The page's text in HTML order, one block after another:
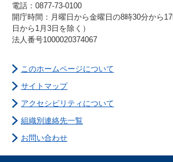
電話：0877-73-0100
開庁時間：月曜日から金曜日の8時30分から
日から1月3日を除く）
法人番号1000020374067
このホームページについて
サイトマップ
アクセシビリティについて
組織別連絡先一覧
お問い合わせ